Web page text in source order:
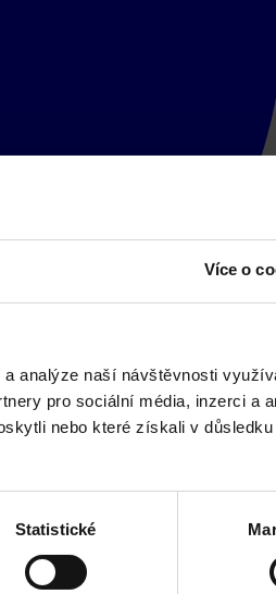
Více o
analýze naší návštěvnosti
pro sociální média, inzerci a
nebo které získali v důsledku
Statistické